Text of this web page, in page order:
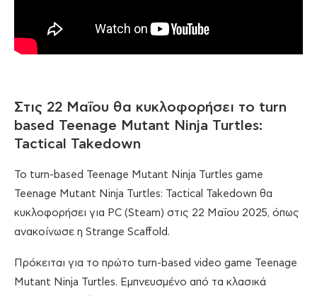
Στις 22 Μαΐου θα κυκλοφορήσει το turn
based Teenage Mutant Ninja Turtles:
Tactical Takedown
Το turn-based Teenage Mutant Ninja Turtles game
Teenage Mutant Ninja Turtles: Tactical Takedown θα
κυκλοφορήσει για PC (Steam) στις 22 Μαΐου 2025, όπως
ανακοίνωσε η Strange Scaffold.
Πρόκειται για το πρώτο turn-based video game Teenage
Mutant Ninja Turtles. Εμπνευσμένο από τα κλασικά